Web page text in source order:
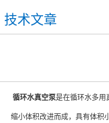
技术文章
循环水真空泵是在循环水多用
缩小体积改进而成，具有体积小